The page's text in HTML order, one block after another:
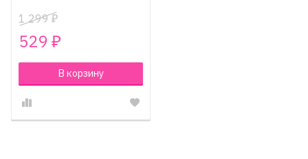
1 299₽
529 ₽
В корзину